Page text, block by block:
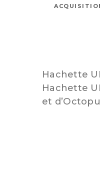
Hachette
Hachette
et